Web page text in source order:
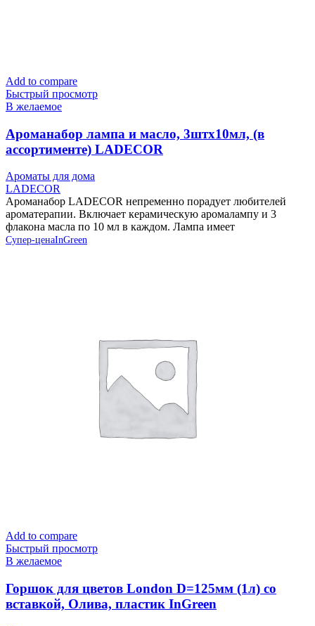
Add to compare
Быстрый просмотр
В желаемое
Ароманабор лампа и масло, 3штx10мл, (в
ассортименте) LADECOR
Ароматы для дома
LADECOR
Ароманабор LADECOR непременно порадует любителей
ароматерапии. Включает керамическую аромалампу и 3
флакона масла по 10 мл в каждом. Лампа имеет
Супер-ценаInGreen
Add to compare
Быстрый просмотр
В желаемое
Горшок для цветов London D=125мм (1л) со
вставкой, Олива, пластик InGreen